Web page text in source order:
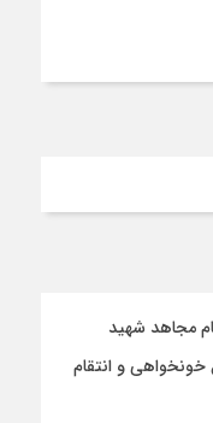
مجاهد شهید
و انتقام